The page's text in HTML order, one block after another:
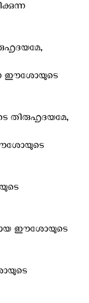
ഈശോയുടെ
തിരുഹൃദയമേ,
ഈശോയുടെ